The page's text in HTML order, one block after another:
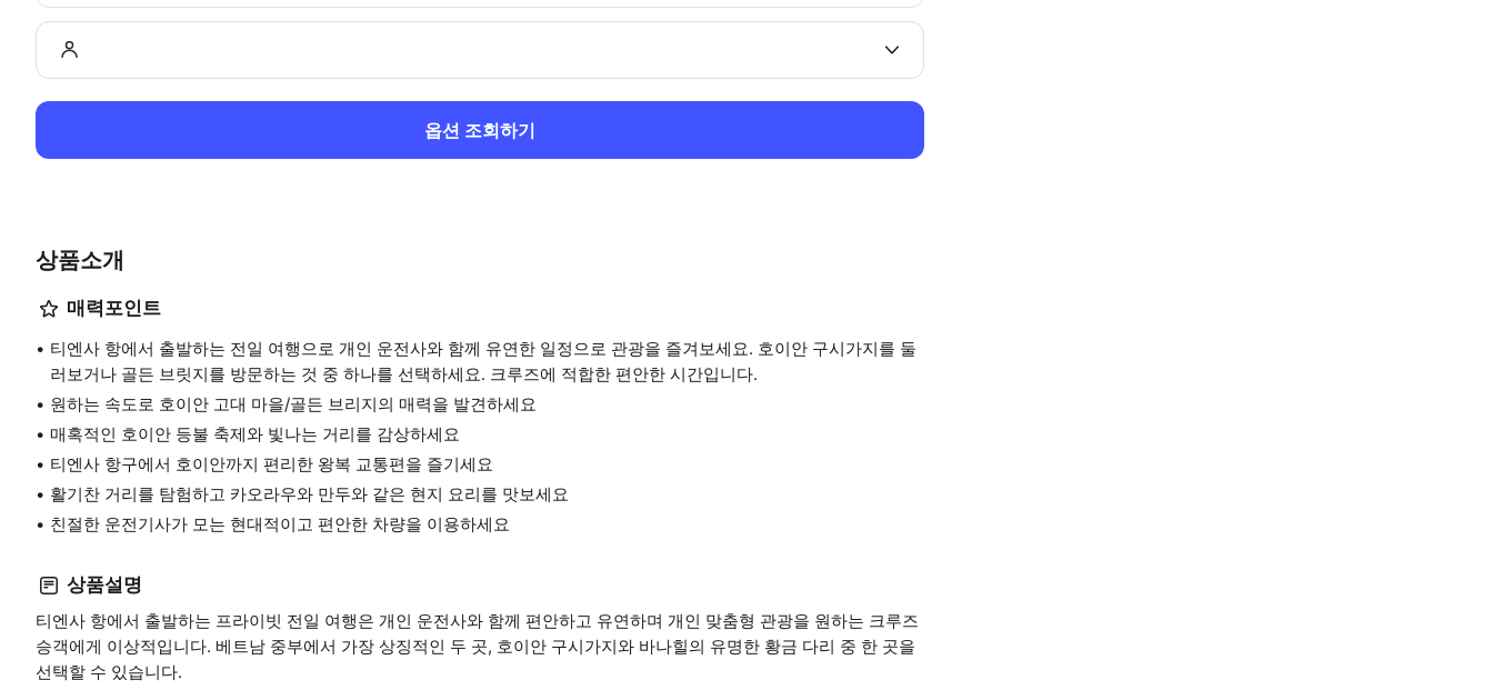
옵션 조회하기
상품소개
매력포인트
티엔사 항에서 출발하는 전일 여행으로 개인 운전사와 함께 유연한 일정으로 관광을 즐겨보세요. 호이안 구시가지를 둘
러보거나 골든 브릿지를 방문하는 것 중 하나를 선택하세요. 크루즈에 적합한 편안한 시간입니다.
원하는 속도로 호이안 고대 마을/골든 브리지의 매력을 발견하세요
매혹적인 호이안 등불 축제와 빛나는 거리를 감상하세요
티엔사 항구에서 호이안까지 편리한 왕복 교통편을 즐기세요
활기찬 거리를 탐험하고 카오라우와 만두와 같은 현지 요리를 맛보세요
친절한 운전기사가 모는 현대적이고 편안한 차량을 이용하세요
상품설명
티엔사 항에서 출발하는 프라이빗 전일 여행은 개인 운전사와 함께 편안하고 유연하며 개인 맞춤형 관광을 원하는 크루즈
승객에게 이상적입니다. 베트남 중부에서 가장 상징적인 두 곳, 호이안 구시가지와 바나힐의 유명한 황금 다리 중 한 곳을
선택할 수 있습니다.